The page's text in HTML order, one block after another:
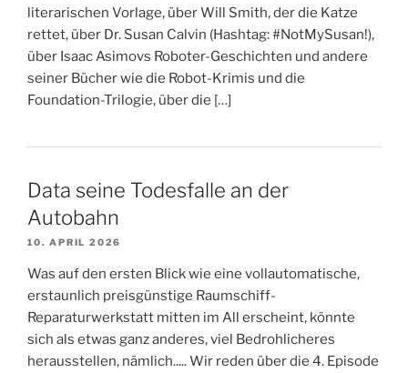
literarischen Vorlage, über Will Smith, der die Katze
rettet, über Dr. Susan Calvin (Hashtag: #NotMySusan!),
über Isaac Asimovs Roboter-Geschichten und andere
seiner Bücher wie die Robot-Krimis und die
Foundation-Trilogie, über die […]
Data seine Todesfalle an der
Autobahn
10. APRIL 2026
Was auf den ersten Blick wie eine vollautomatische,
erstaunlich preisgünstige Raumschiff-
Reparaturwerkstatt mitten im All erscheint, könnte
sich als etwas ganz anderes, viel Bedrohlicheres
herausstellen, nämlich..... Wir reden über die 4. Episode